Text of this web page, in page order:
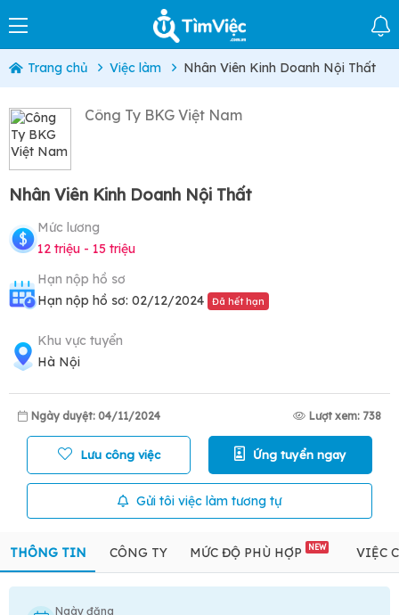
Trang chủ Việc làm Nhân Viên Kinh Doanh Nội Thất
Công Ty BKG Việt Nam
Nhân Viên Kinh Doanh Nội Thất
Mức lương
12 triệu - 15 triệu
Hạn nộp hồ sơ
Hạn nộp hồ sơ: 02/12/2024
Đã hết hạn
Khu vực tuyển
Hà Nội
Ngày duyệt: 04/11/2024 Lượt xem: 738
Lưu công việc Ứng tuyển ngay
Gửi tôi việc làm tương tự
THÔNG TIN CÔNG TY MỨC ĐỘ PHÙ HỢP NEW VIỆC
Ngày đăng